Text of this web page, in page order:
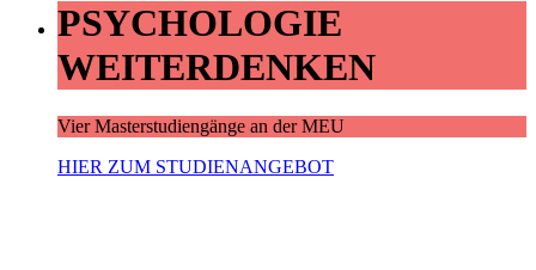
PSYCHOLOGIE
WEITERDENKEN
Vier Masterstudiengänge an der MEU
HIER ZUM STUDIENANGEBOT